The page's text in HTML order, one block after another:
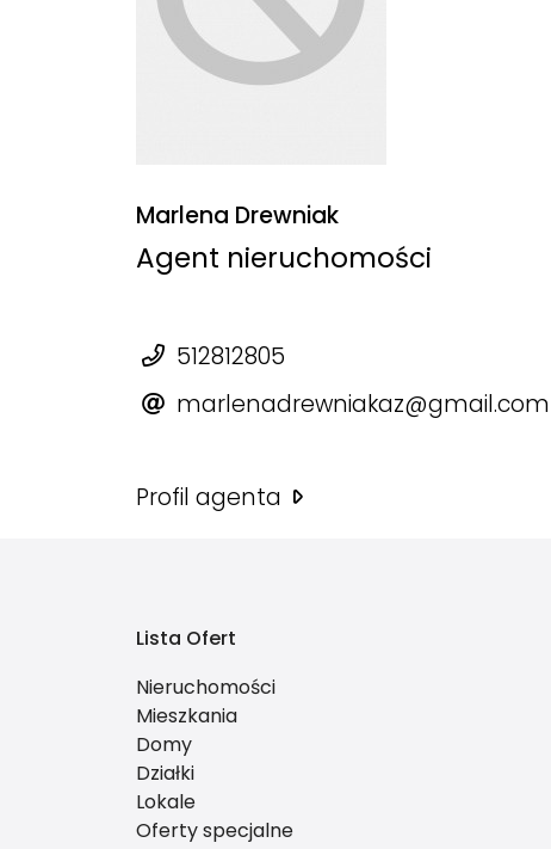
Marlena Drewniak
Agent nieruchomości
512812805
marlenadrewniakaz@gmail.com
Profil agenta
Lista Ofert
Nieruchomości
Mieszkania
Domy
Działki
Lokale
Oferty specjalne